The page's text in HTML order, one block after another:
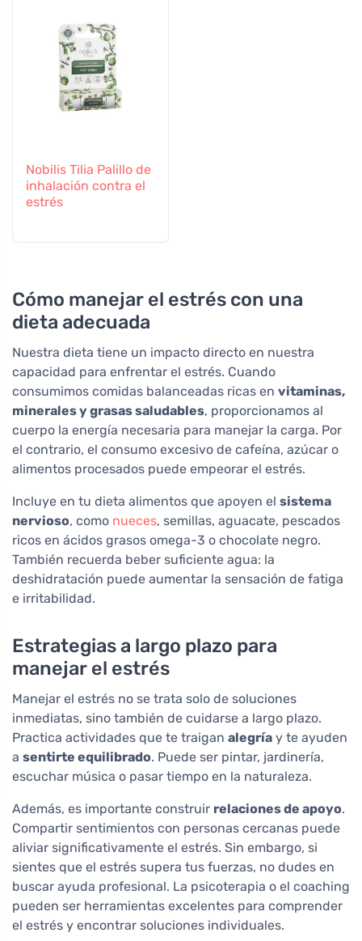
Nobilis Tilia Palillo de
inhalación contra el
estrés
Cómo manejar el estrés con una
dieta adecuada
Nuestra dieta tiene un impacto directo en nuestra
capacidad para enfrentar el estrés. Cuando
consumimos comidas balanceadas ricas en vitaminas,
minerales y grasas saludables, proporcionamos al
cuerpo la energía necesaria para manejar la carga. Por
el contrario, el consumo excesivo de cafeína, azúcar o
alimentos procesados puede empeorar el estrés.
Incluye en tu dieta alimentos que apoyen el sistema
nervioso, como nueces, semillas, aguacate, pescados
ricos en ácidos grasos omega-3 o chocolate negro.
También recuerda beber suficiente agua: la
deshidratación puede aumentar la sensación de fatiga
e irritabilidad.
Estrategias a largo plazo para
manejar el estrés
Manejar el estrés no se trata solo de soluciones
inmediatas, sino también de cuidarse a largo plazo.
Practica actividades que te traigan alegría y te ayuden
a sentirte equilibrado. Puede ser pintar, jardinería,
escuchar música o pasar tiempo en la naturaleza.
Además, es importante construir relaciones de apoyo.
Compartir sentimientos con personas cercanas puede
aliviar significativamente el estrés. Sin embargo, si
sientes que el estrés supera tus fuerzas, no dudes en
buscar ayuda profesional. La psicoterapia o el coaching
pueden ser herramientas excelentes para comprender
el estrés y encontrar soluciones individuales.